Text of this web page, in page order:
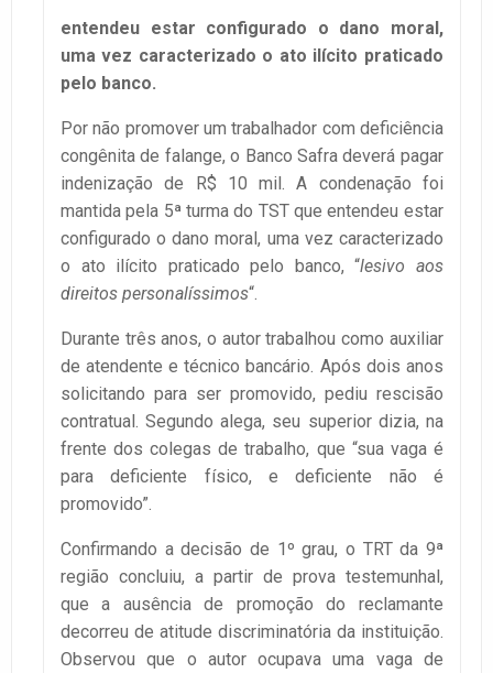
entendeu estar configurado o dano moral,
uma vez caracterizado o ato ilícito praticado
pelo banco.
Por não promover um trabalhador com deficiência
congênita de falange, o Banco Safra deverá pagar
indenização de R$ 10 mil. A condenação foi
mantida pela 5ª turma do TST que entendeu estar
configurado o dano moral, uma vez caracterizado
o ato ilícito praticado pelo banco, “lesivo aos
direitos personalíssimos“.
Durante três anos, o autor trabalhou como auxiliar
de atendente e técnico bancário. Após dois anos
solicitando para ser promovido, pediu rescisão
contratual. Segundo alega, seu superior dizia, na
frente dos colegas de trabalho, que “sua vaga é
para deficiente físico, e deficiente não é
promovido”.
Confirmando a decisão de 1º grau, o TRT da 9ª
região concluiu, a partir de prova testemunhal,
que a ausência de promoção do reclamante
decorreu de atitude discriminatória da instituição.
Observou que o autor ocupava uma vaga de